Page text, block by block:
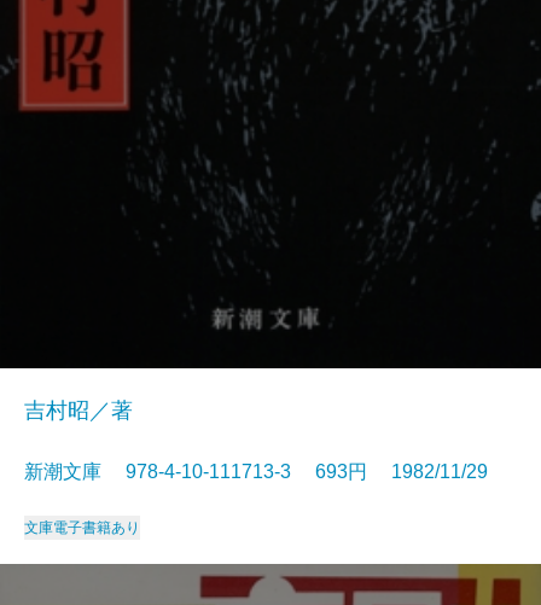
吉村昭／著
新潮文庫 978-4-10-111713-3 693円 1982/11/29
文庫電子書籍あり